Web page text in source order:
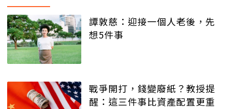
譚敦慈：迎接一個人老後，先
想5件事
戰爭開打，錢變廢紙？教授提
醒：這三件事比資產配置更重